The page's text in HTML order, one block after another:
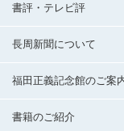
書評・テレビ評
長周新聞について
福田正義記念館のご案
書籍のご紹介